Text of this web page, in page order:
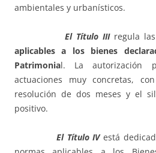
ambientales y urbanísticos.
El Título IIIregula las
aplicables a los bienes
Patrimonial. La autorización
actuaciones muy concretas,
resolución de dos meses y el
positivo.
El Título IVestá